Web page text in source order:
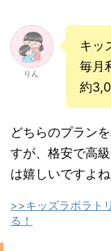
りん
キッ
毎月
約
どちらのプラン
すが、格安で高
は嬉しいですよ
>>キッズラボラト
る！